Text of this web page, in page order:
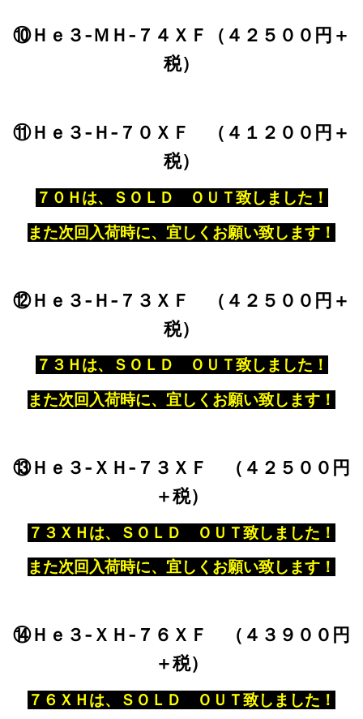
⑩Ｈｅ３‐ＭＨ‐７４ＸＦ（４２５００円＋
税）
⑪Ｈｅ３‐Ｈ‐７０ＸＦ （４１２００円＋
税）
７０Ｈは、ＳＯＬＤ ＯＵＴ致しました！
また次回入荷時に、宜しくお願い致します！
⑫Ｈｅ３‐Ｈ‐７３ＸＦ （４２５００円＋
税）
７３Ｈは、ＳＯＬＤ ＯＵＴ致しました！
また次回入荷時に、宜しくお願い致します！
⑬Ｈｅ３‐ＸＨ‐７３ＸＦ （４２５００円
＋税）
７３ＸＨは、ＳＯＬＤ ＯＵＴ致しました！
また次回入荷時に、宜しくお願い致します！
⑭Ｈｅ３‐ＸＨ‐７６ＸＦ （４３９００円
＋税）
７６ＸＨは、ＳＯＬＤ ＯＵＴ致しました！